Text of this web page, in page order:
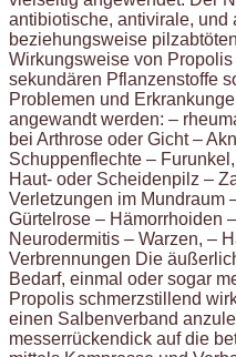
antibiotische, antivirale, und
beziehungsweise
Wirkungsweise von
sekundären Pflanzenstoffe
Problemen und
angewandt werden: –
bei Arthrose oder Gicht –
Schuppenflechte –
Haut- oder Scheidenpilz –
Verletzungen im Mundraum
Gürtelrose – Hämorrhoiden
Neurodermitis – Warzen, –
Verbrennungen Die
Bedarf, einmal oder sogar
Propolis schmerzstillend
einen Salbenverband
messerrückendick auf die